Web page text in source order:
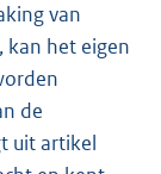
van
kan het eigen
de
uit artikel